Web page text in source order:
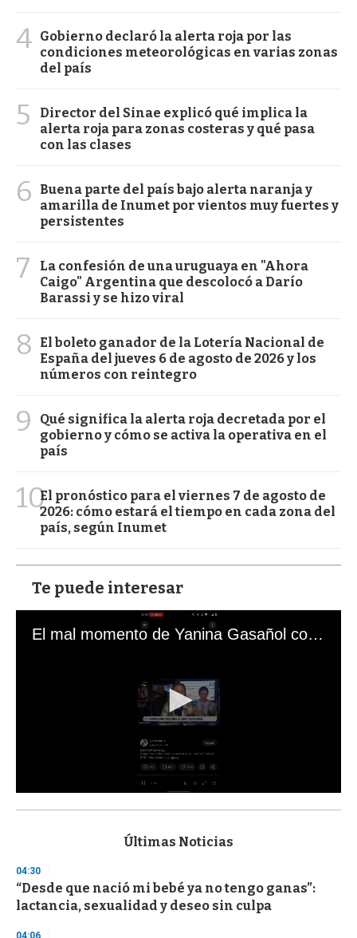
4 Gobierno declaró la alerta roja por las
condiciones meteorológicas en varias zonas
del país
5
Director del Sinae explicó qué implica la
alerta roja para zonas costeras y qué pasa
con las clases
6
Buena parte del país bajo alerta naranja y
amarilla de Inumet por vientos muy fuertes y
persistentes
7
La confesión de una uruguaya en "Ahora
Caigo" Argentina que descolocó a Darío
Barassi y se hizo viral
8
El boleto ganador de la Lotería Nacional de
España del jueves 6 de agosto de 2026 y los
números con reintegro
9
Qué significa la alerta roja decretada por el
gobierno y cómo se activa la operativa en el
país
10El pronóstico para el viernes 7 de agosto de
2026: cómo estará el tiempo en cada zona del
país, según Inumet
Te puede interesar
El mal momento de Yanina Gasañol con un hincha argentino en "Subrayado"
s
d
s
o
f
Últimas Noticias
04:30
“Desde que nació mi bebé ya no tengo ganas”:
lactancia, sexualidad y deseo sin culpa